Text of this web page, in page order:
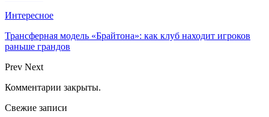
Интересное
Трансферная модель «Брайтона»: как клуб находит игроков
раньше грандов
Prev Next
Комментарии закрыты.
Свежие записи